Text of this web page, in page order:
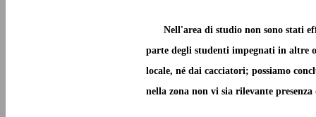
Nell'area di studio non sono stati
parte degli studenti impegnati in altre
locale, né dai cacciatori; possiamo
nella zona non vi sia rilevante